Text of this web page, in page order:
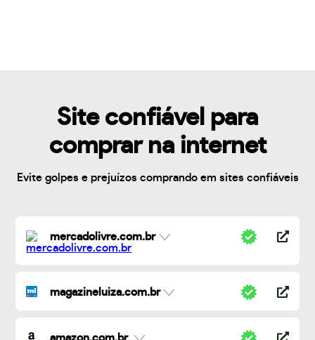
Site confiável para
comprar na internet
Evite golpes e prejuízos comprando em sites confiáveis
mercadolivre.com.br
magazineluiza.com.br